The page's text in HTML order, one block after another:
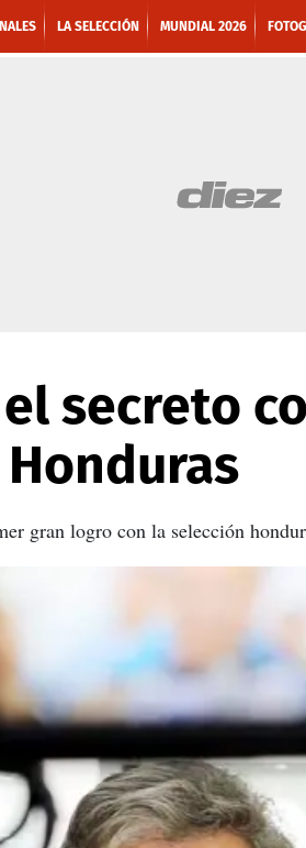
LA SELECCIÓN MUNDIAL 2026
secreto
gran logro con la selección